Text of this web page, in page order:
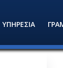
ΥΠΗΡΕΣΙΑ